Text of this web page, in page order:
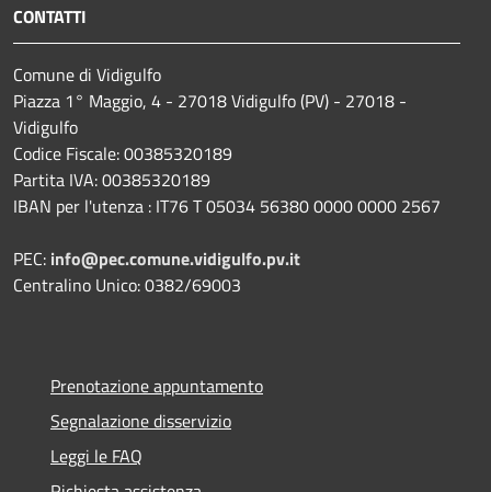
CONTATTI
Comune di Vidigulfo
Piazza 1° Maggio, 4 - 27018 Vidigulfo (PV) - 27018 -
Vidigulfo
Codice Fiscale: 00385320189
Partita IVA: 00385320189
IBAN per l'utenza : IT76 T 05034 56380 0000 0000 2567
PEC: info@pec.comune.vidigulfo.pv.it
Centralino Unico: 0382/69003
Prenotazione appuntamento
Segnalazione disservizio
Leggi le FAQ